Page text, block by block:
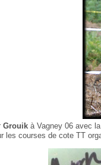
Grouik à Vagney 06 avec
les courses de cote TT